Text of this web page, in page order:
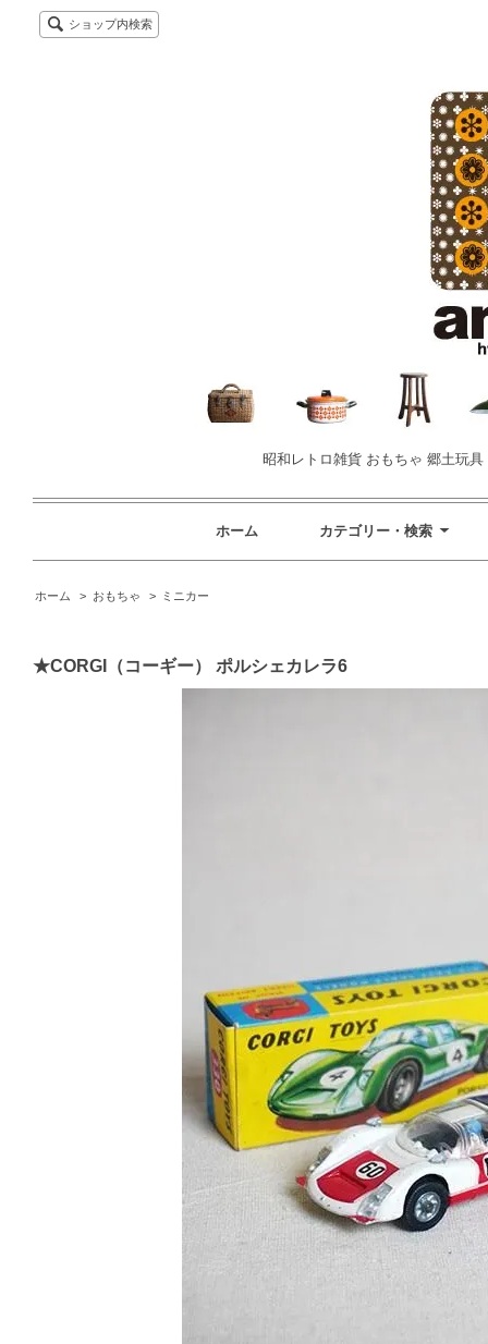
ショップ内検索
昭和レトロ雑貨 おもちゃ 郷土玩
ホーム カテゴリー・検索
ホーム > おもちゃ > ミニカー
★CORGI（コーギー） ポルシェカレラ6